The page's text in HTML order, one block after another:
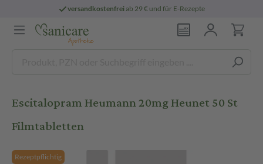
versandkostenfreiab 29 € und für E-Rezepte
Escitalopram Heumann 20mg Heunet 50 St
Filmtabletten
Rezeptpflichtig